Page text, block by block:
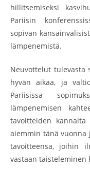
hillitsemiseksi
Pariisin
sopivan
lämpenemistä.
Neuvottelut tulevasta
hyvän aikaa, ja
Pariisissa
lämpenemisen
tavoitteiden
aiemmin tänä vuonna
tavoitteensa, joihin
vastaan taisteleminen